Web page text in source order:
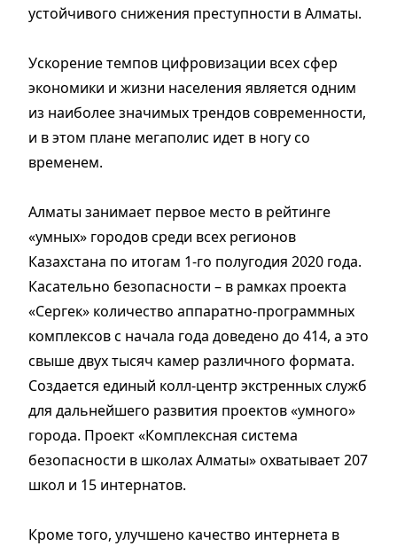
устойчивого снижения преступности в Алматы.
Ускорение темпов цифровизации всех сфер
экономики и жизни населения является одним
из наиболее значимых трендов современности,
и в этом плане мегаполис идет в ногу со
временем.
Алматы занимает первое место в рейтинге
«умных» городов среди всех регионов
Казахстана по итогам 1-го полугодия 2020 года.
Касательно безопасности – в рамках проекта
«Сергек» количество аппаратно-программных
комплексов с начала года доведено до 414, а это
свыше двух тысяч камер различного формата.
Создается единый колл-центр экстренных служб
для дальнейшего развития проектов «умного»
города. Проект «Комплексная система
безопасности в школах Алматы» охватывает 207
школ и 15 интернатов.
Кроме того, улучшено качество интернета в